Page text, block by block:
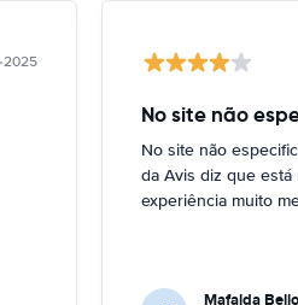
2025
No site não
No site não
da Avis diz que
experiência muito
Mafalda Bello